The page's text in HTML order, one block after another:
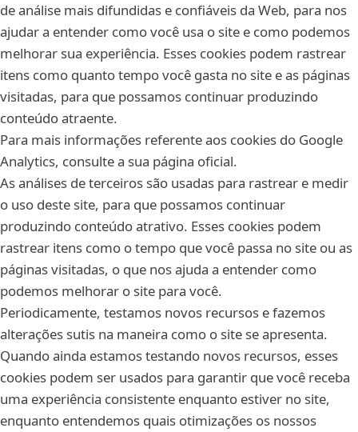
de análise mais difundidas e confiáveis da Web, para nos
ajudar a entender como você usa o site e como podemos
melhorar sua experiência. Esses cookies podem rastrear
itens como quanto tempo você gasta no site e as páginas
visitadas, para que possamos continuar produzindo
conteúdo atraente.
Para mais informações referente aos cookies do Google
Analytics, consulte a sua página oficial.
As análises de terceiros são usadas para rastrear e medir
o uso deste site, para que possamos continuar
produzindo conteúdo atrativo. Esses cookies podem
rastrear itens como o tempo que você passa no site ou as
páginas visitadas, o que nos ajuda a entender como
podemos melhorar o site para você.
Periodicamente, testamos novos recursos e fazemos
alterações sutis na maneira como o site se apresenta.
Quando ainda estamos testando novos recursos, esses
cookies podem ser usados para garantir que você receba
uma experiência consistente enquanto estiver no site,
enquanto entendemos quais otimizações os nossos